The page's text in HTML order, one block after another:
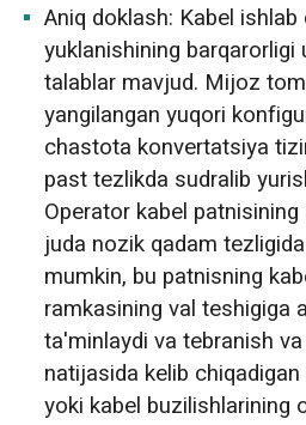
Aniq doklash: Kabel
yuklanishining barqarorligi
talablar mavjud. Mijoz
yangilangan yuqori
chastota konvertatsiya
past tezlikda sudralib
Operator kabel
juda nozik qadam
mumkin, bu patnisning
ramkasining val teshigiga
ta'minlaydi va tebranish
natijasida kelib
yoki kabel buzilishlarining